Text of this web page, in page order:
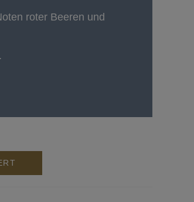
roter Beeren und